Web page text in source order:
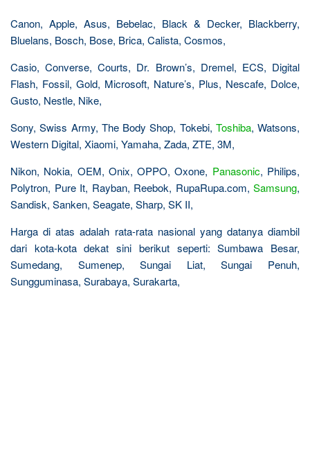
Canon, Apple, Asus, Bebelac, Black & Decker, Blackberry,
Bluelans, Bosch, Bose, Brica, Calista, Cosmos,
Casio, Converse, Courts, Dr. Brown’s, Dremel, ECS, Digital
Flash, Fossil, Gold, Microsoft, Nature’s, Plus, Nescafe, Dolce,
Gusto, Nestle, Nike,
Sony, Swiss Army, The Body Shop, Tokebi, Toshiba, Watsons,
Western Digital, Xiaomi, Yamaha, Zada, ZTE, 3M,
Nikon, Nokia, OEM, Onix, OPPO, Oxone, Panasonic, Philips,
Polytron, Pure It, Rayban, Reebok, RupaRupa.com, Samsung,
Sandisk, Sanken, Seagate, Sharp, SK II,
Harga di atas adalah rata-rata nasional yang datanya diambil
dari kota-kota dekat sini berikut seperti: Sumbawa Besar,
Sumedang, Sumenep, Sungai Liat, Sungai Penuh,
Sungguminasa, Surabaya, Surakarta,